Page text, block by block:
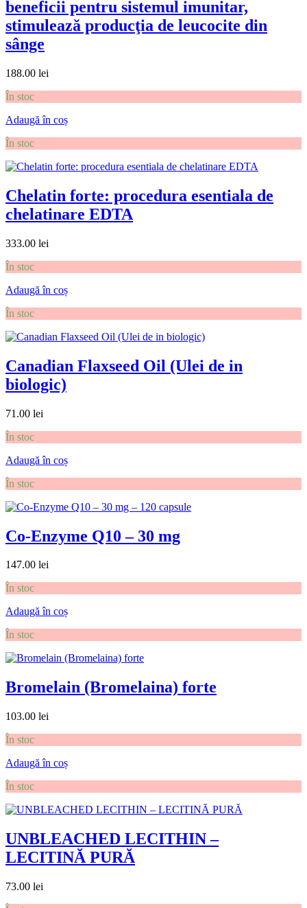
beneficii pentru sistemul imunitar,
stimulează producţia de leucocite din
sânge
188.00 lei
În stoc
Adaugă în coș
În stoc
Chelatin forte: procedura esentiala de
chelatinare EDTA
333.00 lei
În stoc
Adaugă în coș
În stoc
Canadian Flaxseed Oil (Ulei de in
biologic)
71.00 lei
În stoc
Adaugă în coș
În stoc
Co-Enzyme Q10 – 30 mg
147.00 lei
În stoc
Adaugă în coș
În stoc
Bromelain (Bromelaina) forte
103.00 lei
În stoc
Adaugă în coș
În stoc
UNBLEACHED LECITHIN –
LECITINĂ PURĂ
73.00 lei